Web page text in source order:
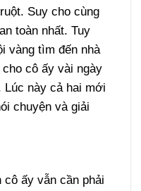
Suy cho cùng
toàn nhất. Tuy
vàng tìm đến nhà
cô ấy vài ngày
Lúc này cả hai mới
chuyện và giải
cô ấy vẫn cần phải